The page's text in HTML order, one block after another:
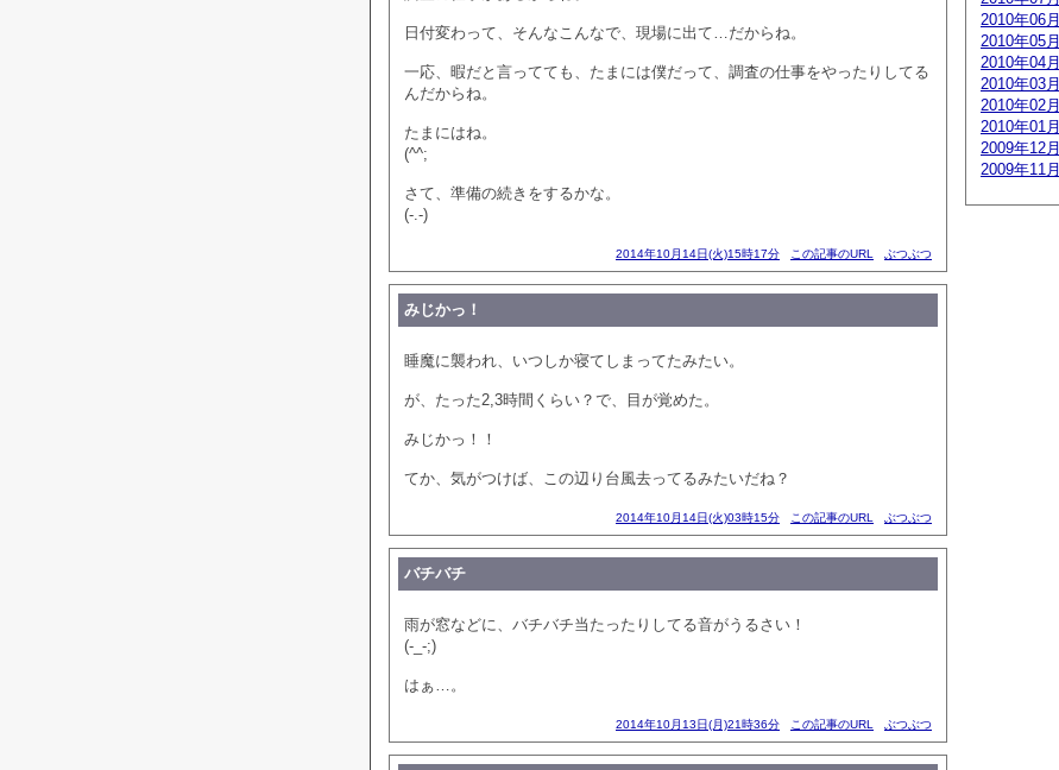
日付変わって、そんなこんなで、現場に出て…だからね。
一応、暇だと言ってても、たまには僕だって、調査の仕事をやったりしてる
んだからね。
たまにはね。
(^^;
さて、準備の続きをするかな。
(-.-)
2014年10月14日(火)15時17分 この記事のURL ぶつぶつ
みじかっ！
睡魔に襲われ、いつしか寝てしまってたみたい。
が、たった2,3時間くらい？で、目が覚めた。
みじかっ！！
てか、気がつけば、この辺り台風去ってるみたいだね？
2014年10月14日(火)03時15分 この記事のURL ぶつぶつ
バチバチ
雨が窓などに、バチバチ当たったりしてる音がうるさい！
(-_-;)
はぁ…。
2014年10月13日(月)21時36分 この記事のURL ぶつぶつ
2010年06月
2010年05月
2010年04月
2010年03月
2010年02月
2010年01月
2009年12月
2009年11月